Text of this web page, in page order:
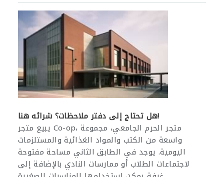
هل تحتاج إلى دفتر ملاحظات؟ شرائه هنا!
يبيع متجر Co-op، متجر الحرم الجامعي، مجموعة
واسعة من الكتب والمواد الغذائية والمستلزمات
اليومية. يوجد في الطابق الثاني مساحة مفتوحة
لاجتماعات الطلاب أو ممارسات النادي بالإضافة إلى